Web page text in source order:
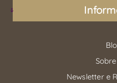
Newsletter e